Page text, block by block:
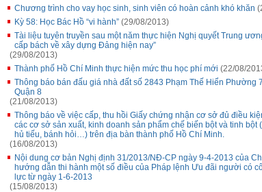
Chương trình cho vay học sinh, sinh viên có hoàn cảnh khó khăn
Kỳ 58: Học Bác Hồ “vi hành” (29/08/2013)
Tài liệu tuyên truyền sau một năm thực hiện Nghị quyết Trung
cấp bách về xây dựng Đảng hiện nay”
(29/08/2013)
Thành phố Hồ Chí Minh thực hiện mức thu học phí mới (22/08/
Thông báo bán đấu giá nhà đất số 2843 Phạm Thế Hiển Phường
Quận 8
(21/08/2013)
Thông báo về việc cấp, thu hồi Giấy chứng nhận cơ sở đủ điều
các cơ sở sản xuất, kinh doanh sản phẩm chế biến bột và tinh bột
hủ tiếu, bánh hỏi…) trên địa bàn thành phố Hồ Chí Minh.
(16/08/2013)
Nội dung cơ bản Nghị định 31/2013/NĐ-CP ngày 9-4-2013 của
hướng dẫn thi hành một số điều của Pháp lệnh Ưu đãi người có
lực từ ngày 1-6-2013
(15/08/2013)